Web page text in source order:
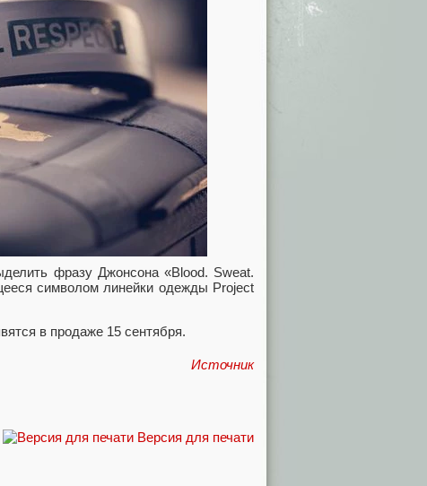
фразу Джонсона «Blood. Sweat.
символом линейки одежды Project
в продаже 15 сентября.
Источник
Версия для печати